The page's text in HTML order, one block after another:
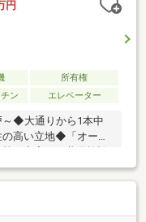
》 2026年9月
壁新規造作・建具新
いたします！気軽に
円
所有権
ン エレベーター
～◆大通りから1本中
高い立地◆「オーナ
東急田園都市
世田谷線「若林駅」
すすめポイント》